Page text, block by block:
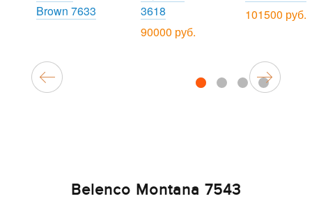
Brown 7633
3618
90000 руб.
101500 руб.
1 2 3 4
Belenco Montana 7543